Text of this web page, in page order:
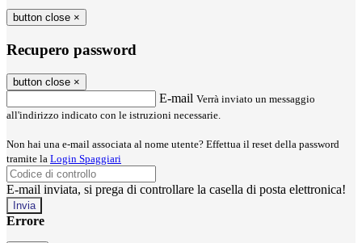
button close ×
Recupero password
button close ×
E-mail Verrà inviato un messaggio
all'indirizzo indicato con le istruzioni necessarie.
Non hai una e-mail associata al nome utente? Effettua il reset della password
tramite la Login Spaggiari
E-mail inviata, si prega di controllare la casella di posta elettronica!
Errore